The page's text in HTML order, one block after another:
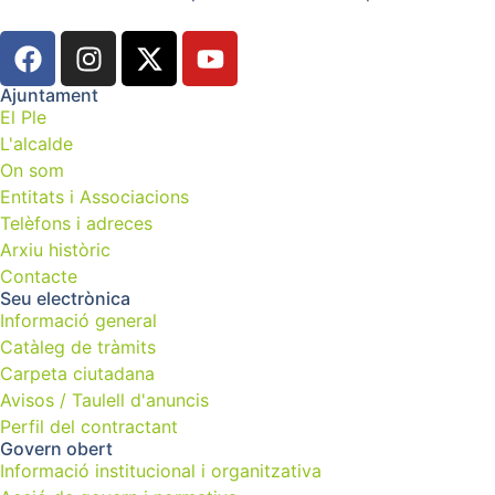
Ajuntament
El Ple
L'alcalde
On som
Entitats i Associacions
Telèfons i adreces
Arxiu històric
Contacte
Seu electrònica
Informació general
Catàleg de tràmits
Carpeta ciutadana
Avisos / Taulell d'anuncis
Perfil del contractant
Govern obert
Informació institucional i organitzativa